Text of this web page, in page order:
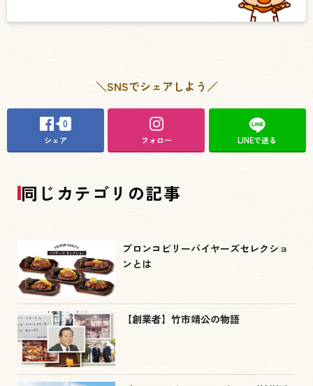
＼SNSでシェアしよう／
0
シェア フォロー LINEで送る
同じカテゴリの記事
ブロンコビリーバイヤーズセレクショ
ンとは
【創業者】竹市靖公の物語